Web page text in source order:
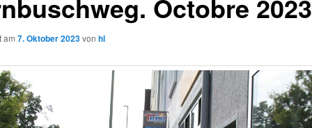
Octobre 2023
am 7. Oktober 2023von hl